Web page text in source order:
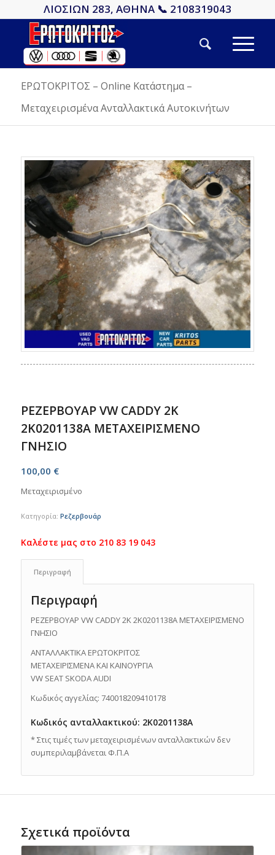
ΛΙΟΣΙΩΝ 283, ΑΘΗΝΑ 📞 2108319043
ΕΡΩΤΟΚΡΙΤΟΣ – Online Κατάστημα –
Μεταχειρισμένα Ανταλλακτικά Αυτοκινήτων
ΡΕΖΕΡΒΟΥΑΡ VW CADDY 2K
2K0201138A ΜΕΤΑΧΕΙΡΙΣΜΕΝΟ
ΓΝΗΣΙΟ
100,00 €
Μεταχειρισμένο
Κατηγορία: Ρεζερβουάρ
Περιγραφή
Περιγραφή
ΡΕΖΕΡΒΟΥΑΡ VW CADDY 2K 2K0201138A ΜΕΤΑΧΕΙΡΙΣΜΕΝΟ
ΓΝΗΣΙΟ
ΑΝΤΑΛΛΑΚΤΙΚΑ ΕΡΩΤΟΚΡΙΤΟΣ
ΜΕΤΑΧΕΙΡΙΣΜΕΝΑ ΚΑΙ ΚΑΙΝΟΥΡΓΙΑ
VW SEAT SKODA AUDI
Κωδικός αγγελίας: 740018209410178
Κωδικός ανταλλακτικού: 2K0201138A
* Στις τιμές των μεταχειρισμένων ανταλλακτικών δεν
συμπεριλαμβάνεται Φ.Π.Α
Σχετικά προϊόντα